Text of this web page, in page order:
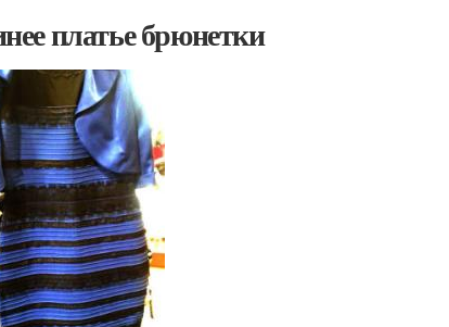
платье брюнетки